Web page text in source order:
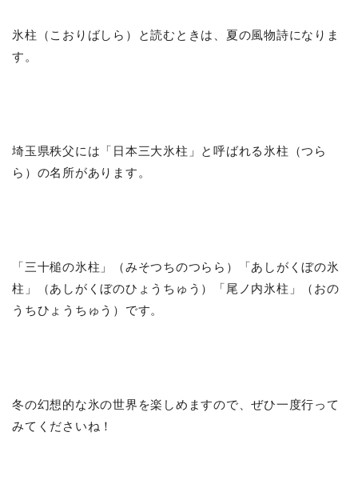
氷柱（こおりばしら）と読むときは、夏の風物詩になりま
す。
埼玉県秩父には「日本三大氷柱」と呼ばれる氷柱（つら
ら）の名所があります。
「三十槌の氷柱」（みそつちのつらら）「あしがくぼの氷
柱」（あしがくぼのひょうちゅう）「尾ノ内氷柱」（おの
うちひょうちゅう）です。
冬の幻想的な氷の世界を楽しめますので、ぜひ一度行って
みてくださいね！